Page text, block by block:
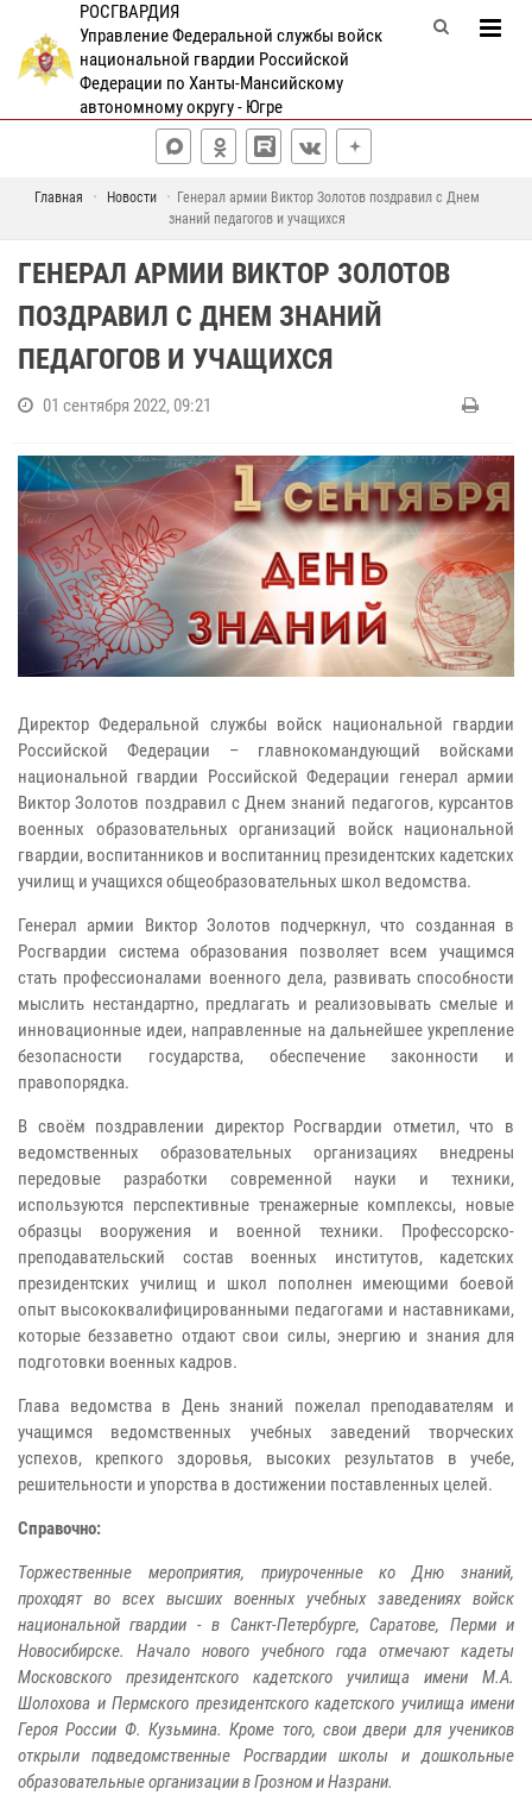
РОСГВАРДИЯ
Управление Федеральной службы войск
национальной гвардии Российской
Федерации по Ханты-Мансийскому
автономному округу - Югре
Главная Новости
Генерал армии Виктор Золотов поздравил с Днем
знаний педагогов и учащихся
ГЕНЕРАЛ АРМИИ ВИКТОР ЗОЛОТОВ
ПОЗДРАВИЛ С ДНЕМ ЗНАНИЙ
ПЕДАГОГОВ И УЧАЩИХСЯ
01 сентября 2022, 09:21
Директор Федеральной службы войск национальной гвардии
Российской Федерации – главнокомандующий войсками
национальной гвардии Российской Федерации генерал армии
Виктор Золотов поздравил с Днем знаний педагогов, курсантов
военных образовательных организаций войск национальной
гвардии, воспитанников и воспитанниц президентских кадетских
училищ и учащихся общеобразовательных школ ведомства.
Генерал армии Виктор Золотов подчеркнул, что созданная в
Росгвардии система образования позволяет всем учащимся
стать профессионалами военного дела, развивать способности
мыслить нестандартно, предлагать и реализовывать смелые и
инновационные идеи, направленные на дальнейшее укрепление
безопасности государства, обеспечение законности и
правопорядка.
В своём поздравлении директор Росгвардии отметил, что в
ведомственных образовательных организациях внедрены
передовые разработки современной науки и техники,
используются перспективные тренажерные комплексы, новые
образцы вооружения и военной техники. Профессорско-
преподавательский состав военных институтов, кадетских
президентских училищ и школ пополнен имеющими боевой
опыт высококвалифицированными педагогами и наставниками,
которые беззаветно отдают свои силы, энергию и знания для
подготовки военных кадров.
Глава ведомства в День знаний пожелал преподавателям и
учащимся ведомственных учебных заведений творческих
успехов, крепкого здоровья, высоких результатов в учебе,
решительности и упорства в достижении поставленных целей.
Справочно:
Торжественные мероприятия, приуроченные ко Дню знаний,
проходят во всех высших военных учебных заведениях войск
национальной гвардии - в Санкт-Петербурге, Саратове, Перми и
Новосибирске. Начало нового учебного года отмечают кадеты
Московского президентского кадетского училища имени М.А.
Шолохова и Пермского президентского кадетского училища имени
Героя России Ф. Кузьмина. Кроме того, свои двери для учеников
открыли подведомственные Росгвардии школы и дошкольные
образовательные организации в Грозном и Назрани.